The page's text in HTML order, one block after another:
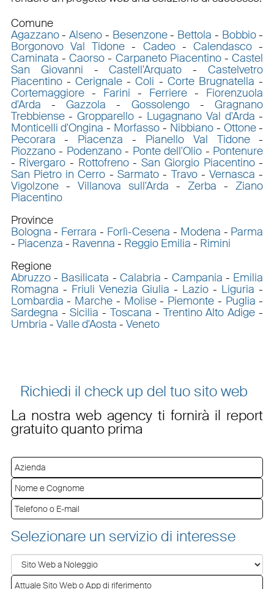
Comune
Agazzano-Alseno - Besenzone- Bettola - Bobbio-
Borgonovo Val Tidone - Cadeo-Calendasco -
Caminata -Caorso - Carpaneto Piacentino-Castel
San Giovanni -Castell'Arquato -Castelvetro
Piacentino-Cerignale -Coli - Corte Brugnatella -
Cortemaggiore- Farini - Ferriere - Fiorenzuola
d'Arda -Gazzola - Gossolengo-Gragnano
Trebbiense-Gropparello - Lugagnano Val d'Arda -
Monticelli d'Ongina - Morfasso - Nibbiano- Ottone-
Pecorara - Piacenza - Pianello Val Tidone-
Piozzano- Podenzano- Ponte dell'Olio - Pontenure
- Rivergaro - Rottofreno-San Giorgio Piacentino-
San Pietro in Cerro - Sarmato - Travo-Vernasca -
Vigolzone- Villanova sull'Arda -Zerba -Ziano
Piacentino
Province
Bologna - Ferrara - Forlì-Cesena - Modena - Parma
- Piacenza - Ravenna - Reggio Emilia - Rimini
Regione
Abruzzo- Basilicata - Calabria - Campania - Emilia
Romagna - Friuli Venezia Giulia - Lazio - Liguria -
Lombardia - Marche - Molise- Piemonte - Puglia -
Sardegna - Sicilia - Toscana - Trentino Alto Adige -
Umbria - Valle d'Aosta - Veneto
Richiedi il check up del tuo sito web
La nostra web agency ti fornirà il report
gratuito quanto prima
Selezionare un servizio di interesse